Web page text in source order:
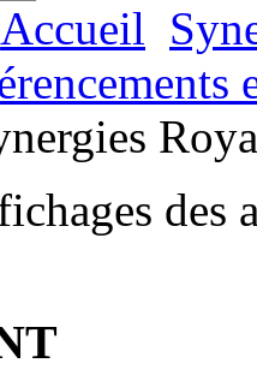
Accueil
des